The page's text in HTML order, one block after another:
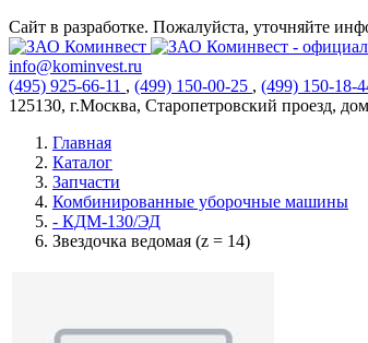
Сайт в разработке. Пожалуйста, уточняйте
info@kominvest.ru
(495) 925-66-11 , (499) 150-00-25 , (499) 150-18-
125130, г.Москва, Старопетровский проезд,
Главная
Каталог
Запчасти
Комбинированные уборочные машины
- КДМ-130/ЭД
Звездочка ведомая (z = 14)